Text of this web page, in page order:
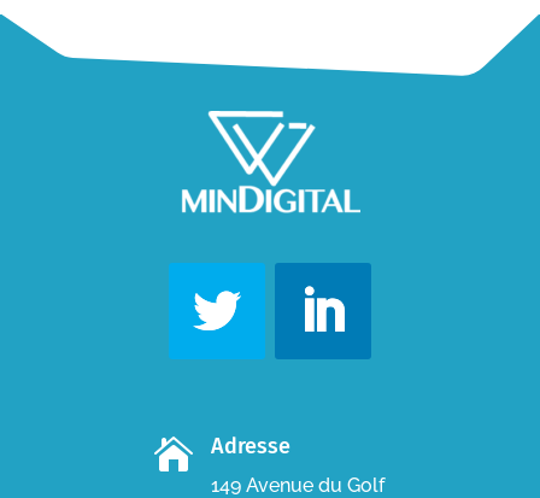
 Adresse
149 Avenue du Golf